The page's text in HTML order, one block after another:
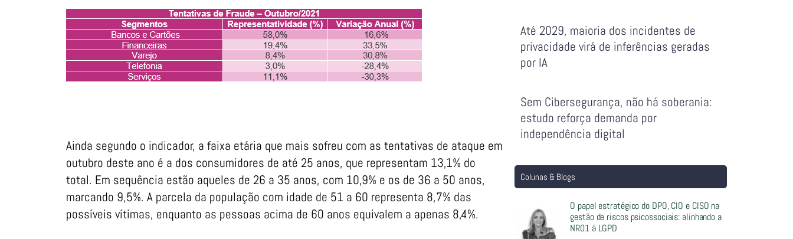
Ainda segundo o indicador, a faixa etária que mais sofreu com as tentativas de ataque em
outubro deste ano é a dos consumidores de até 25 anos, que representam 13,1% do
total. Em sequência estão aqueles de 26 a 35 anos, com 10,9% e os de 36 a 50 anos,
marcando 9,5%. A parcela da população com idade de 51 a 60 representa 8,7% das
possíveis vítimas, enquanto as pessoas acima de 60 anos equivalem a apenas 8,4%.
Até 2029, maioria dos incidentes de
privacidade virá de inferências geradas
por IA
Sem Cibersegurança, não há soberania:
estudo reforça demanda por
independência digital
Colunas & Blogs
O papel estratégico do DPO, CIO e CISO na
gestão de riscos psicossociais: alinhando a
NR01 à LGPD